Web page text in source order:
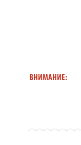
ВНИМАНИЕ: